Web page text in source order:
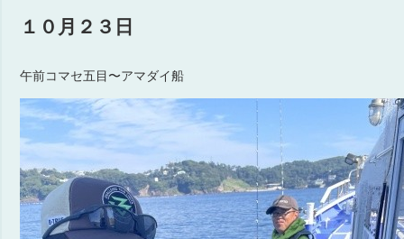
１０月２３日
午前コマセ五目〜アマダイ船